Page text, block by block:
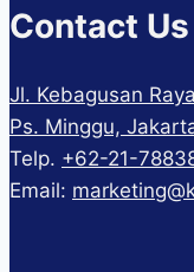
Contact Us
Jl. Kebagusan
Ps. Minggu,
Telp. +62-21-
Email: